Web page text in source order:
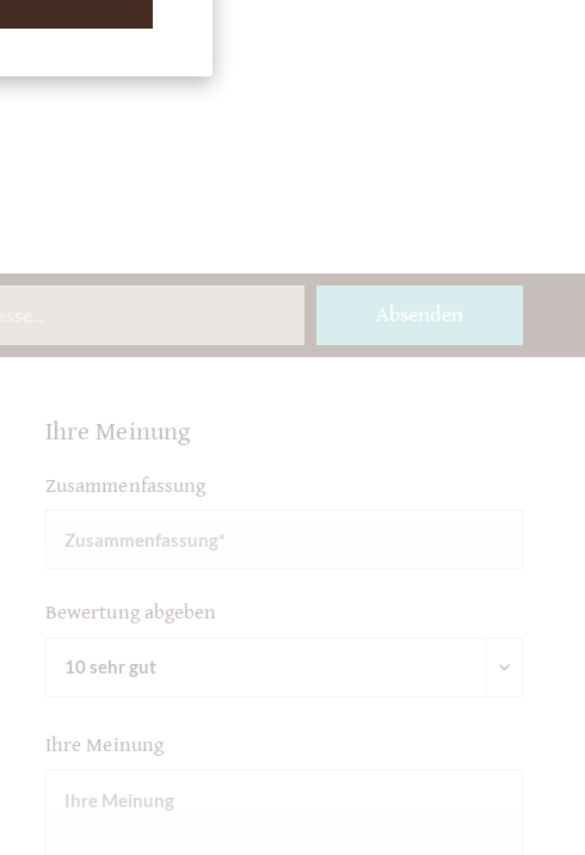
Absenden
Ihre Meinung
Zusammenfassung
Bewertung abgeben
Ihre Meinung